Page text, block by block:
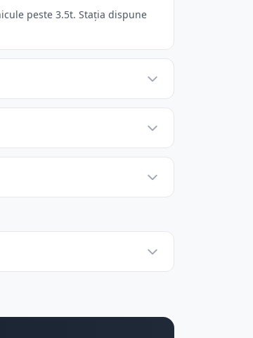
peste 3.5t. Stația dispune